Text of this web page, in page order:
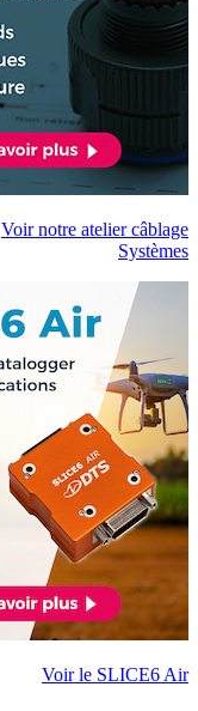
Voir notre atelier câblage
Systèmes
Voir le SLICE6 Air